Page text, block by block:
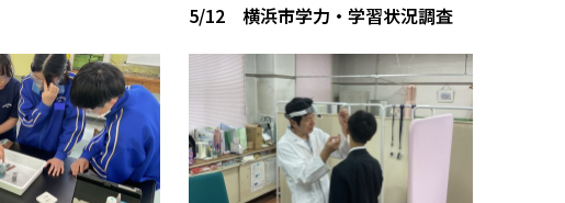
5/12 横浜市学力・学習状況調査